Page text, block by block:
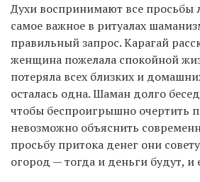
Духи воспринимают все просьбы
самое важное в ритуалах
правильный запрос. Карагай
женщина пожелала спокойной
потеряла всех близких и
осталась одна. Шаман долго
чтобы беспроигрышно очертить
невозможно объяснить
просьбу притока денег они
огород — тогда и деньги будут, и